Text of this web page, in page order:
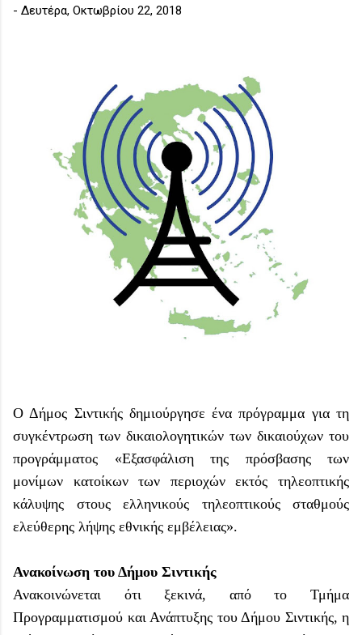
- Δευτέρα, Οκτωβρίου 22, 2018
Ο Δήμος Σιντικής δημιούργησε ένα πρόγραμμα για τη
συγκέντρωση των δικαιολογητικών των δικαιούχων του
προγράμματος «Εξασφάλιση της πρόσβασης των
μονίμων κατοίκων των περιοχών εκτός τηλεοπτικής
κάλυψης στους ελληνικούς τηλεοπτικούς σταθμούς
ελεύθερης λήψης εθνικής εμβέλειας».
Ανακοίνωση του Δήμου Σιντικής
Ανακοινώνεται ότι ξεκινά, από το Τμήμα
Προγραμματισμού και Ανάπτυξης του Δήμου Σιντικής, η